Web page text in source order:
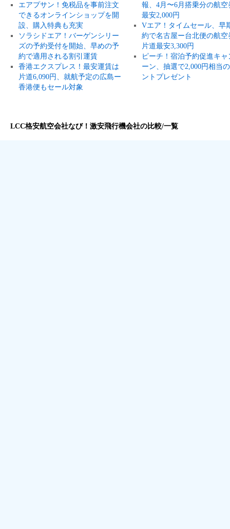
エアプサン！免税品を事前注文
できるオンラインショップを開
設、購入特典も充実
ソラシドエア！バーゲンシリー
ズの予約受付を開始、早めの予
約で適用される割引運賃
香港エクスプレス！最安運賃は
片道6,090円、就航予定の広島ー
香港便もセール対象
報、4月〜6月搭乗分の航空
最安2,000円
Vエア！タイムセール、早
約で名古屋ー台北便の航空
片道最安3,300円
ピーチ！宿泊予約促進キャ
ーン、抽選で2,000円相当
ントプレゼント
LCC格安航空会社なび！激安飛行機会社の比較/一覧